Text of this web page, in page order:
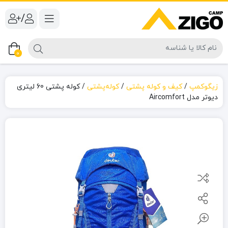
/
0
زیگوکمپ /کیف و کوله پشتی /کوله‌پشتی /
کوله پشتی 60 لیتری
دیوتر مدل Aircomfort